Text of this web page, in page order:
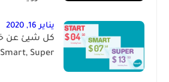
يناير 16, 2020
Smart, Super